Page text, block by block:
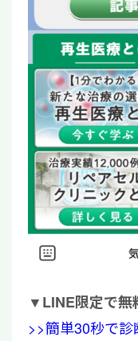
▼LINE限定で無
>>簡単30秒で診